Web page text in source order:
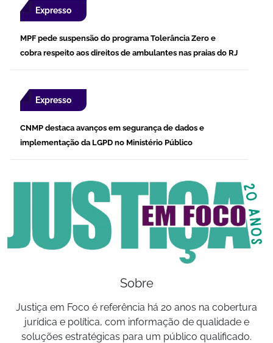
Expresso
MPF pede suspensão do programa Tolerância Zero e
cobra respeito aos direitos de ambulantes nas praias do RJ
Expresso
CNMP destaca avanços em segurança de dados e
implementação da LGPD no Ministério Público
Sobre
Justiça em Foco é referência há 20 anos na cobertura
jurídica e política, com informação de qualidade e
soluções estratégicas para um público qualificado.